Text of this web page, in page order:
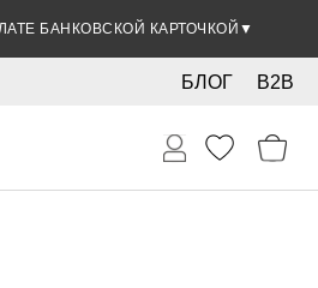
БАНКОВСКОЙ КАРТОЧКОЙ ▼
B2B
БЛОГ